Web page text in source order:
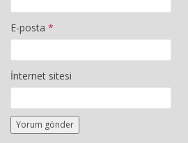
E-posta *
İnternet sitesi